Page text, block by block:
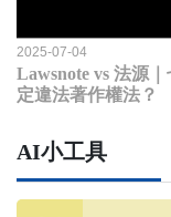
2025-07-04
Lawsnote vs 法源
定違法著作權法？
AI小工具